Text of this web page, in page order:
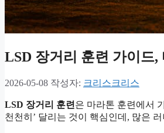
LSD 장거리 훈련 가이드,
2026-05-08 작성자: 크리스크리스
LSD 장거리 훈련은 마라톤 훈련에서
천천히’ 달리는 것이 핵심인데, 많은